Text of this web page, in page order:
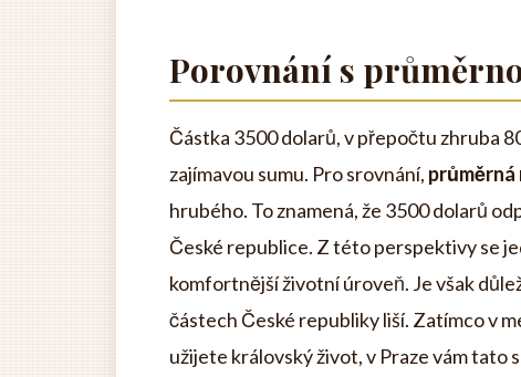
Porovnání s
Částka 3500 dolarů, v přepočtu zhruba
zajímavou sumu. Pro srovnání, průměrná
hrubého. To znamená, že 3500 dolarů
České republice. Z této perspektivy se
komfortnější životní úroveň. Je však
částech České republiky liší. Zatímco v
užijete královský život, v Praze vám tato